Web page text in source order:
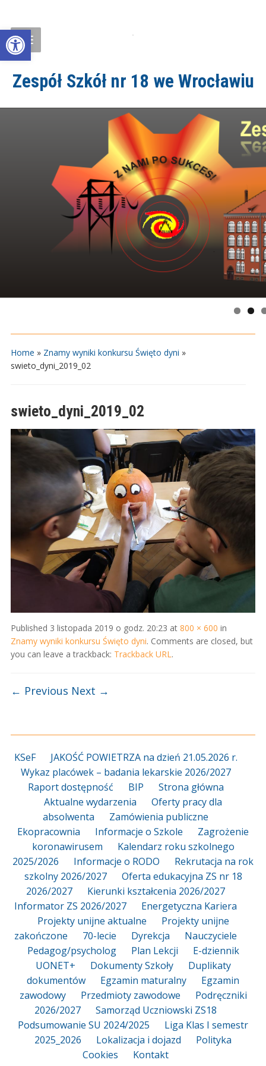
Open toolbar
Zespół Szkół nr 18 we Wrocławiu
Home » Znamy wyniki konkursu Święto dyni »
swieto_dyni_2019_02
swieto_dyni_2019_02
Published 3 listopada 2019 o godz. 20:23 at 800 × 600 in
Znamy wyniki konkursu Święto dyni. Comments are closed, but
you can leave a trackback: Trackback URL.
← Previous Next →
KSeF
JAKOŚĆ POWIETRZA na dzień 21.05.2026 r.
Wykaz placówek – badania lekarskie 2026/2027
Raport dostępność
BIP
Strona główna
Aktualne wydarzenia
Oferty pracy dla
absolwenta
Zamówienia publiczne
Ekopracownia
Informacje o Szkole
Zagrożenie
koronawirusem
Kalendarz roku szkolnego
2025/2026
Informacje o RODO
Rekrutacja na rok
szkolny 2026/2027
Oferta edukacyjna ZS nr 18
2026/2027
Kierunki kształcenia 2026/2027
Informator ZS 2026/2027
Energetyczna Kariera
Projekty unijne aktualne
Projekty unijne
zakończone
70-lecie Dyrekcja
Nauczyciele
Pedagog/psycholog
Plan Lekcji
E-dziennik
UONET+
Dokumenty Szkoły
Duplikaty
dokumentów
Egzamin maturalny
Egzamin
zawodowy
Przedmioty zawodowe
Podręczniki
2026/2027
Samorząd Uczniowski ZS18
Podsumowanie SU 2024/2025
Liga Klas I semestr
2025_2026
Lokalizacja i dojazd
Polityka
Cookies
Kontakt